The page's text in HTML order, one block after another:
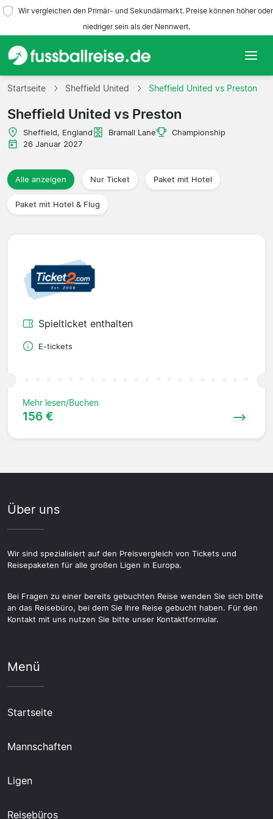
Wir vergleichen den Primär- und Sekundärmarkt. Preise können höher oder
niedriger sein als der Nennwert.
Startseite
Mannschaften
Ligen
Reisebüros
Startseite Sheffield United Sheffield United vs Preston
Sheffield United vs Preston
Sheffield, England Bramall Lane
Championship
26 Januar 2027
Alle anzeigen Nur Ticket Paket mit Hotel
Paket mit Hotel & Flug
Spielticket enthalten
E-tickets
Mehr lesen/Buchen
156 €
Über uns
Wir sind spezialisiert auf den Preisvergleich von Tickets und
Reisepaketen für alle großen Ligen in Europa.
Bei Fragen zu einer bereits gebuchten Reise wenden Sie sich bitte
an das Reisebüro, bei dem Sie Ihre Reise gebucht haben. Für den
Kontakt mit uns nutzen Sie bitte unser Kontaktformular.
Menü
Startseite
Mannschaften
Ligen
Reisebüros